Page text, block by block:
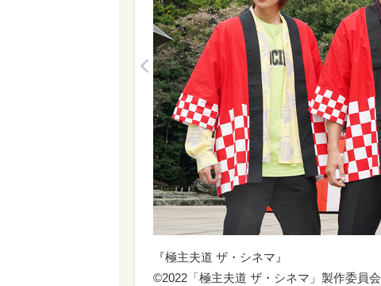
『極主夫道 ザ・シネマ』
©2022「極主夫道 ザ・シネマ」製作委員会